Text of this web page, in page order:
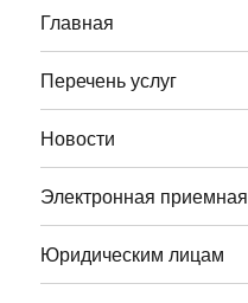
Главная
Перечень услуг
Новости
Электронная приемная
Юридическим лицам